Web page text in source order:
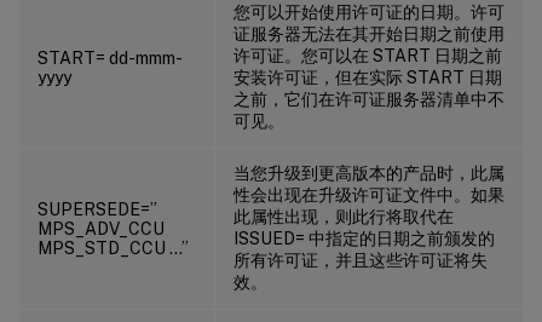
START= dd-mmm-
yyyy
您可以开始使用许可证的日期。许可
证服务器无法在其开始日期之前使用
许可证。您可以在 START 日期之前
安装许可证，但在实际 START 日期
之前，它们在许可证服务器清单中不
可见。
SUPERSEDE=”
MPS_ADV_CCU
MPS_STD_CCU …”
当您升级到更高版本的产品时，此属
性会出现在升级许可证文件中。如果
此属性出现，则此行将取代在
ISSUED= 中指定的日期之前颁发的
所有许可证，并且这些许可证将失
效。